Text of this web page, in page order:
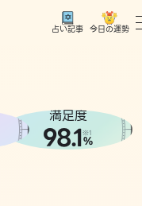
占い記事 今日の運勢
満足度
98.1※1
%